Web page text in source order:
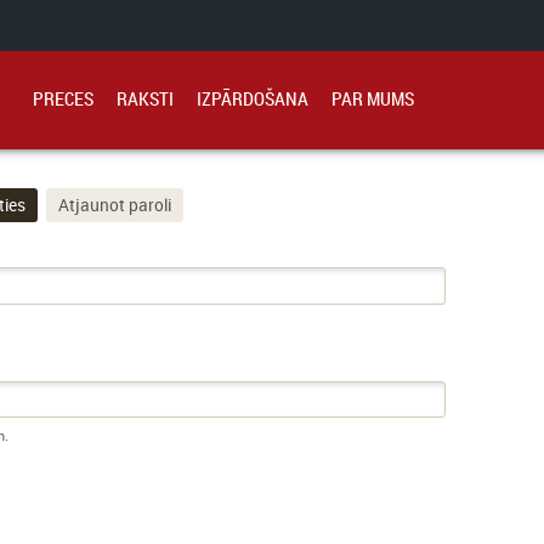
PRECES RAKSTI IZPĀRDOŠANA PAR MUMS
(aktīvā cilne)
Atjaunot paroli